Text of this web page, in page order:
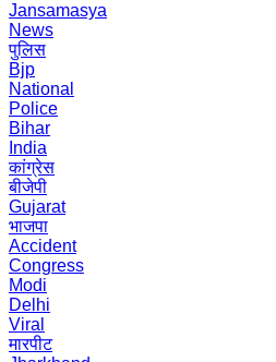
Jansamasya
News
पुलिस
Bjp
National
Police
Bihar
India
कांग्रेस
बीजेपी
Gujarat
भाजपा
Accident
Congress
Modi
Delhi
Viral
मारपीट